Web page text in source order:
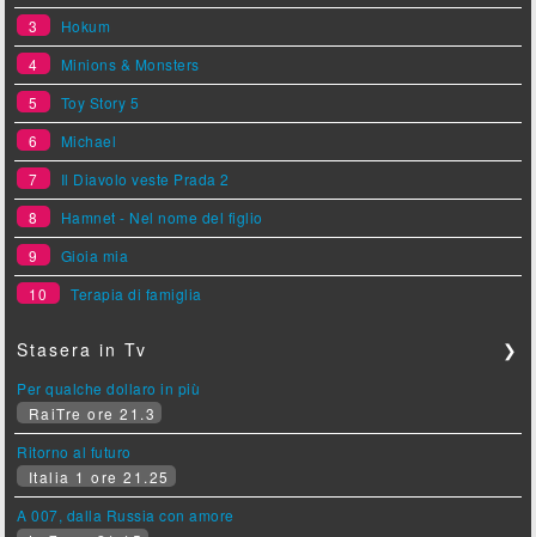
3
Hokum
4
Minions & Monsters
5
Toy Story 5
6
Michael
7
Il Diavolo veste Prada 2
8
Hamnet - Nel nome del figlio
9
Gioia mia
10
Terapia di famiglia
Stasera in Tv ❯
Per qualche dollaro in più
RaiTre ore 21.3
Ritorno al futuro
Italia 1 ore 21.25
A 007, dalla Russia con amore